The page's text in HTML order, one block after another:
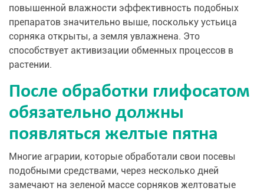
повышенной влажности эффективность подобных
препаратов значительно выше, поскольку устьица
сорняка открыты, а земля увлажнена. Это
способствует активизации обменных процессов в
растении.
После обработки глифосатом
обязательно должны
появляться желтые пятна
Многие аграрии, которые обработали свои посевы
подобными средствами, через несколько дней
замечают на зеленой массе сорняков желтоватые